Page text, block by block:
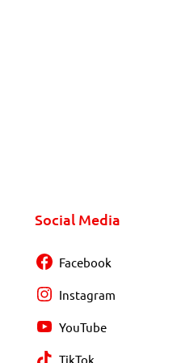
Social Media
Facebook
Instagram
YouTube
TikTok